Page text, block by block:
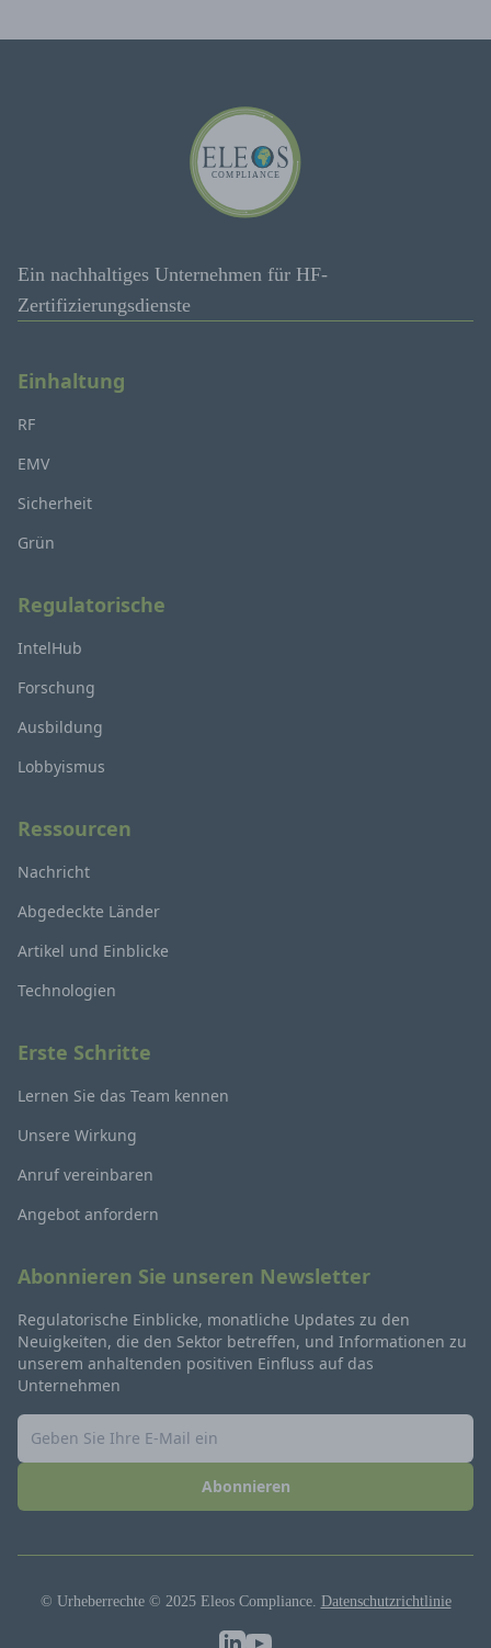
Ein nachhaltiges Unternehmen für HF-
Zertifizierungsdienste
Einhaltung
RF
EMV
Sicherheit
Grün
Regulatorische
IntelHub
Forschung
Ausbildung
Lobbyismus
Ressourcen
Nachricht
Abgedeckte Länder
Artikel und Einblicke
Technologien
Erste Schritte
Lernen Sie das Team kennen
Unsere Wirkung
Anruf vereinbaren
Angebot anfordern
Abonnieren Sie unseren Newsletter
Regulatorische Einblicke, monatliche Updates zu den
Neuigkeiten, die den Sektor betreffen, und Informationen zu
unserem anhaltenden positiven Einfluss auf das
Unternehmen
Abonnieren
© Urheberrechte © 2025 Eleos Compliance. Datenschutzrichtlinie